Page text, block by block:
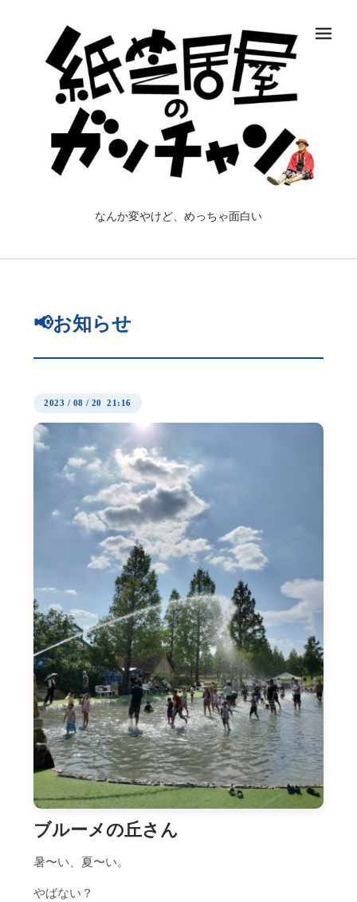
なんか変やけど、めっちゃ面白い
📢お知らせ
2023 / 08 / 20 21:16
ブルーメの丘さん
暑〜い、夏〜い。
やばない？